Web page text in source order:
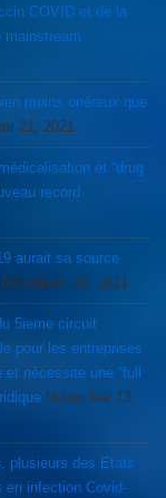
COVID et de la
mainstream
moins onéreux que
21, 2021
et “drug
record
aurait sa source
November 19, 2021
5ieme circuit
nécessite une “full
November 13,
plusieurs des Etats
infection Covid-